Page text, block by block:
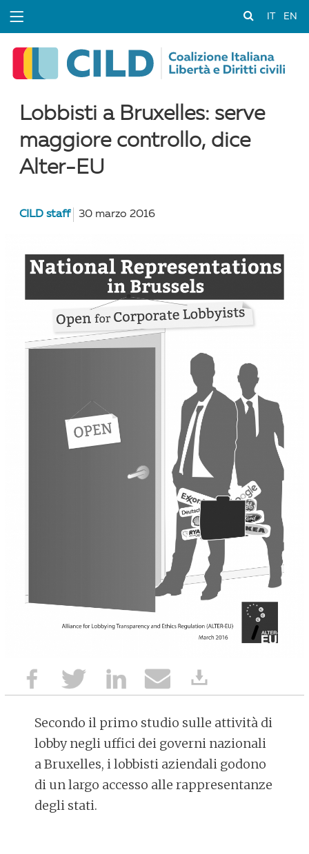
EN
Lobbisti a Bruxelles: serve
maggiore controllo, dice
Alter-EU
CILD staff 30 marzo 2016
Secondo il primo studio sulle attività di
lobby negli uffici dei governi nazionali
a Bruxelles, i lobbisti aziendali godono
di un largo accesso alle rappresentanze
degli stati.